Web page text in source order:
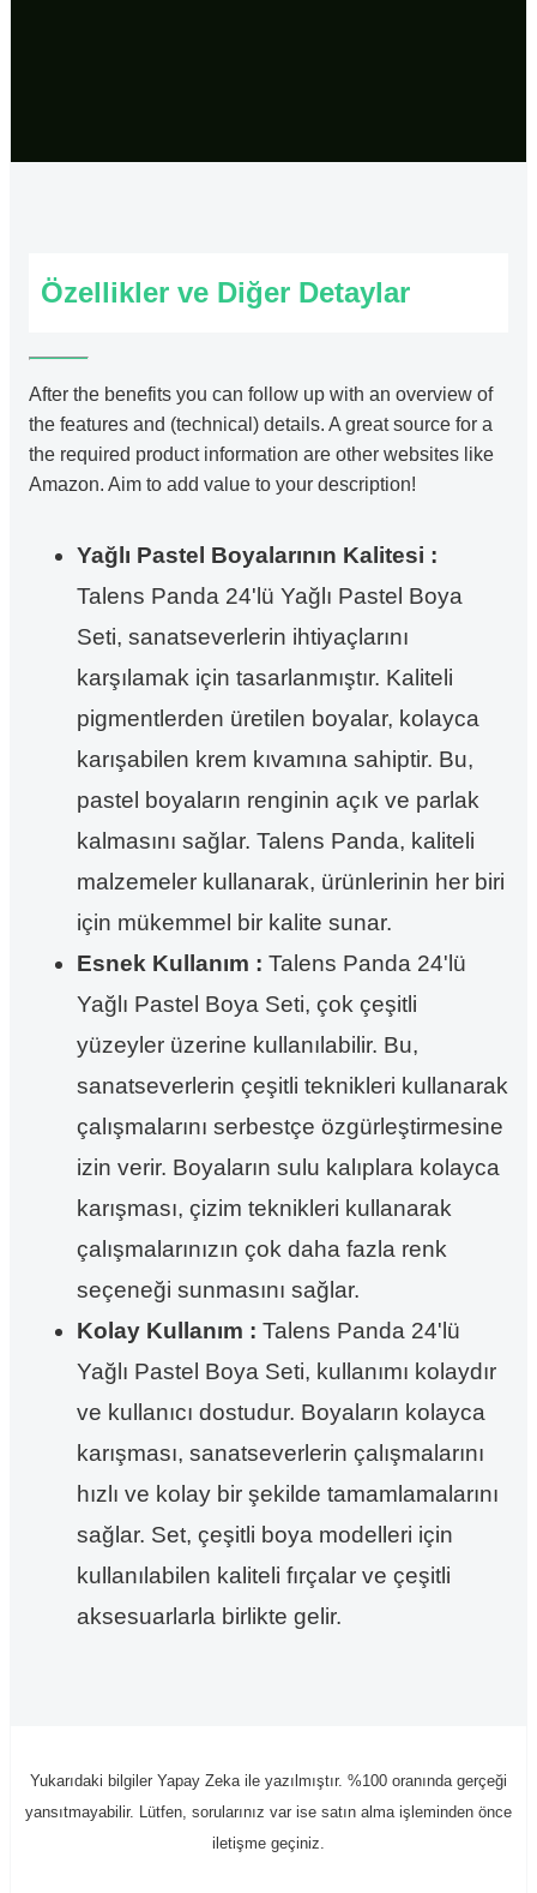
Özellikler ve Diğer Detaylar
After the benefits you can follow up with an overview of
the features and (technical) details. A great source for a
the required product information are other websites like
Amazon. Aim to add value to your description!
Yağlı Pastel Boyalarının Kalitesi :
Talens Panda 24'lü Yağlı Pastel Boya
Seti, sanatseverlerin ihtiyaçlarını
karşılamak için tasarlanmıştır. Kaliteli
pigmentlerden üretilen boyalar, kolayca
karışabilen krem ​​kıvamına sahiptir. Bu,
pastel boyaların renginin açık ve parlak
kalmasını sağlar. Talens Panda, kaliteli
malzemeler kullanarak, ürünlerinin her biri
için mükemmel bir kalite sunar.
Esnek Kullanım : Talens Panda 24'lü
Yağlı Pastel Boya Seti, çok çeşitli
yüzeyler üzerine kullanılabilir. Bu,
sanatseverlerin çeşitli teknikleri kullanarak
çalışmalarını serbestçe özgürleştirmesine
izin verir. Boyaların sulu kalıplara kolayca
karışması, çizim teknikleri kullanarak
çalışmalarınızın çok daha fazla renk
seçeneği sunmasını sağlar.
Kolay Kullanım : Talens Panda 24'lü
Yağlı Pastel Boya Seti, kullanımı kolaydır
ve kullanıcı dostudur. Boyaların kolayca
karışması, sanatseverlerin çalışmalarını
hızlı ve kolay bir şekilde tamamlamalarını
sağlar. Set, çeşitli boya modelleri için
kullanılabilen kaliteli fırçalar ve çeşitli
aksesuarlarla birlikte gelir.
Yukarıdaki bilgiler Yapay Zeka ile yazılmıştır. %100 oranında gerçeği
yansıtmayabilir. Lütfen, sorularınız var ise satın alma işleminden önce
iletişme geçiniz.